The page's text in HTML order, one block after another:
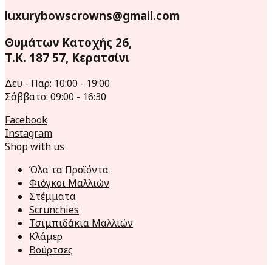
luxurybowscrowns@gmail.com
Θυμάτων Κατοχής 26,
Τ.Κ. 187 57, Κερατσίνι
Δευ - Παρ: 10:00 - 19:00
Σάββατο: 09:00 - 16:30
Facebook
Instagram
Shop with us
Όλα τα Προϊόντα
Φιόγκοι Μαλλιών
Στέμματα
Scrunchies
Τσιμπιδάκια Μαλλιών
Κλάμερ
Βούρτσες